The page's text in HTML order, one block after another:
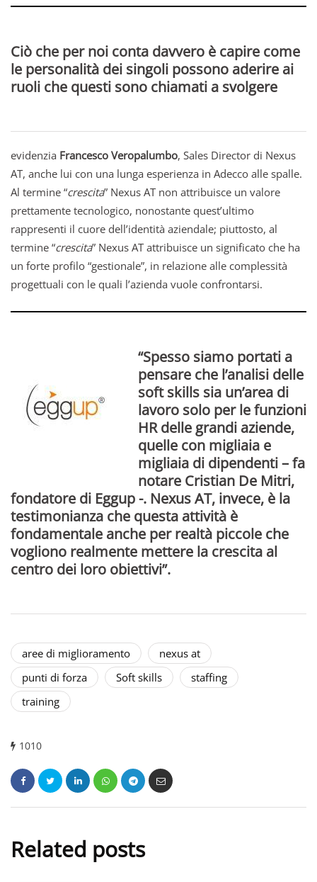
Ciò che per noi conta davvero è capire come
le personalità dei singoli possono aderire ai
ruoli che questi sono chiamati a svolgere
evidenzia Francesco Veropalumbo, Sales Director di Nexus
AT, anche lui con una lunga esperienza in Adecco alle spalle.
Al termine “crescita” Nexus AT non attribuisce un valore
prettamente tecnologico, nonostante quest’ultimo
rappresenti il cuore dell’identità aziendale; piuttosto, al
termine “crescita” Nexus AT attribuisce un significato che ha
un forte profilo “gestionale”, in relazione alle complessità
progettuali con le quali l’azienda vuole confrontarsi.
“Spesso siamo portati a
pensare che l’analisi delle
soft skills sia un’area di
lavoro solo per le funzioni
HR delle grandi aziende,
quelle con migliaia e
migliaia di dipendenti – fa
notare Cristian De Mitri,
fondatore di Eggup -. Nexus AT, invece, è la
testimonianza che questa attività è
fondamentale anche per realtà piccole che
vogliono realmente mettere la crescita al
centro dei loro obiettivi”.
aree di miglioramento
nexus at
punti di forza
Soft skills
staffing
training
1010
Related posts